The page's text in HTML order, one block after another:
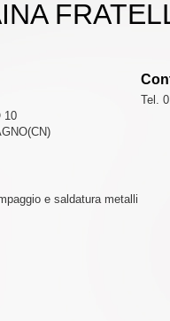
10
Tel.
e saldatura metalli